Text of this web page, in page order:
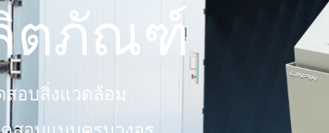
ตภัณฑ์
อบสิ่งแวดล้อม